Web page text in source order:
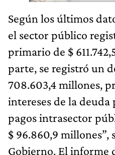
Según los últimos
el sector público
primario de $
parte, se registró un
708.603,4 millones,
intereses de la deuda
pagos intrasector
$ 96.860,9 millones”,
Gobierno. El informe